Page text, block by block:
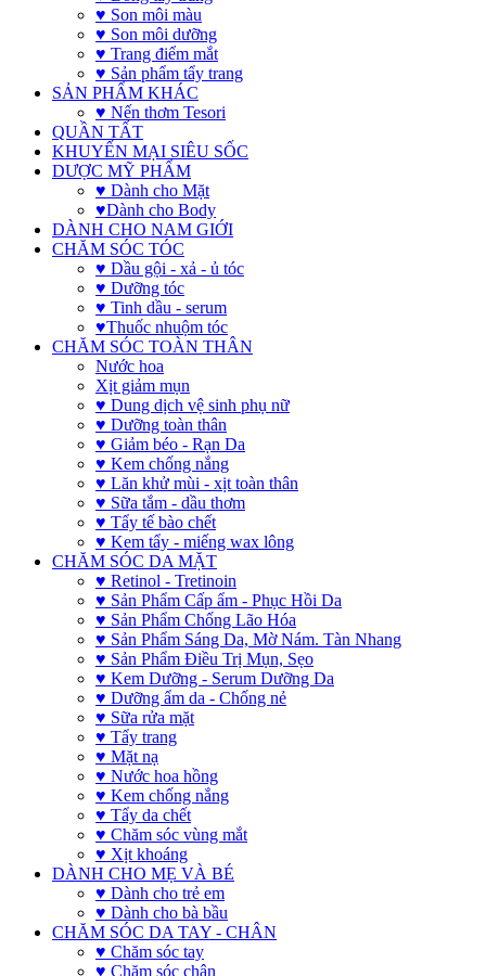
♥ Son môi màu
♥ Son môi dưỡng
♥ Trang điểm mắt
♥ Sản phẩm tẩy trang
SẢN PHẨM KHÁC
♥ Nến thơm Tesori
QUẦN TẤT
KHUYẾN MẠI SIÊU SỐC
DƯỢC MỸ PHẨM
♥ Dành cho Mặt
♥Dành cho Body
DÀNH CHO NAM GIỚI
CHĂM SÓC TÓC
♥ Dầu gội - xả - ủ tóc
♥ Dưỡng tóc
♥ Tinh dầu - serum
♥Thuốc nhuộm tóc
CHĂM SÓC TOÀN THÂN
Nước hoa
Xịt giảm mụn
♥ Dung dịch vệ sinh phụ nữ
♥ Dưỡng toàn thân
♥ Giảm béo - Rạn Da
♥ Kem chống nắng
♥ Lăn khử mùi - xịt toàn thân
♥ Sữa tắm - dầu thơm
♥ Tẩy tế bào chết
♥ Kem tẩy - miếng wax lông
CHĂM SÓC DA MẶT
♥ Retinol - Tretinoin
♥ Sản Phẩm Cấp ẩm - Phục Hồi Da
♥ Sản Phẩm Chống Lão Hóa
♥ Sản Phẩm Sáng Da, Mờ Nám. Tàn Nhang
♥ Sản Phẩm Điều Trị Mụn, Sẹo
♥ Kem Dưỡng - Serum Dưỡng Da
♥ Dưỡng ẩm da - Chống nẻ
♥ Sữa rửa mặt
♥ Tẩy trang
♥ Mặt nạ
♥ Nước hoa hồng
♥ Kem chống nắng
♥ Tẩy da chết
♥ Chăm sóc vùng mắt
♥ Xịt khoáng
DÀNH CHO MẸ VÀ BÉ
♥ Dành cho trẻ em
♥ Dành cho bà bầu
CHĂM SÓC DA TAY - CHÂN
♥ Chăm sóc tay
♥ Chăm sóc chân